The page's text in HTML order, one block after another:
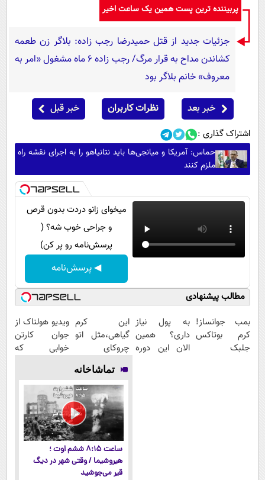
پربیننده ترین پست همین یک ساعت اخیر
جزئیات جدید از قتل حمیدرضا رجب زاده: بلاگر زن طعمه
کشاندن مداح به قرار مرگ/ رجب زاده 6 ماه مشغول «امر به
معروف» خانم بلاگر بود
خبر بعد نظرات کاربران خبر قبل
اشتراک گذاری :
حماس: آمریکا و میانجی‌ها باید نتانیاهو را به اجرای نقشه راه
ملزم کنند
میخوای زانو دردت بدون قرص
و جراحی خوب شه؟ (
پرسش‌نامه رو پر کن)
◀ پرسش‌نامه
مطالب پیشنهادی
بمب جوانساز!
کرم بوتاکس
جلبک
به پول نیاز
داری؟ همین
الان این دوره
این کرم
گیاهی،مثل اتو
چروکای
پوستتوصاف
میکنه!50%تخفیف
ویدیو هولناک از
جوان کارتن
خوابی که
تماشاخانه
ساعت ۸:۱۵ ششم اوت ؛
هیروشیما / وقتی شهر در دیگ
قیر می‌جوشید